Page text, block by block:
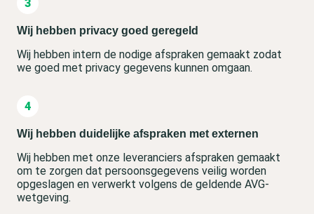
Wij hebben privacy goed geregeld
Wij hebben intern de nodige afspraken gemaakt zodat
we goed met privacy gegevens kunnen omgaan.
Wij hebben duidelijke afspraken met externen
Wij hebben met onze leveranciers afspraken gemaakt
om te zorgen dat persoonsgegevens veilig worden
opgeslagen en verwerkt volgens de geldende AVG-
wetgeving.